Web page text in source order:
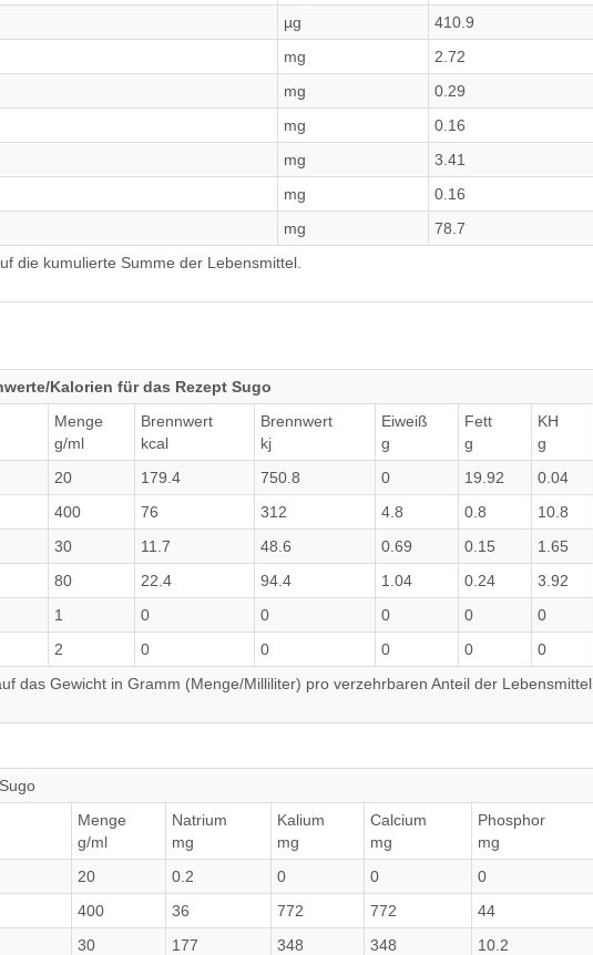
µg 410.9
mg 2.72
mg 0.29
mg 0.16
mg 3.41
mg 0.16
mg 78.7
die kumulierte Summe der Lebensmittel.
Kalorien für das Rezept Sugo
Menge
g/ml
Brennwert
kcal
Brennwert
kj
Eiweiß
g
Fett
g
KH
g
20 179.4 750.8 0 19.92 0.04
400 76 312 4.8 0.8 10.8
30 11.7 48.6 0.69 0.15 1.65
80 22.4 94.4 1.04 0.24 3.92
1 0 0 0 0 0
2 0 0 0 0 0
das Gewicht in Gramm (Menge/Milliliter) pro verzehrbaren Anteil der Lebensmittel.
Menge
g/ml
Natrium
mg
Kalium
mg
Calcium
mg
Phosphor
mg
20 0.2 0 0 0
400 36 772 772 44
30 177 348 348 10.2